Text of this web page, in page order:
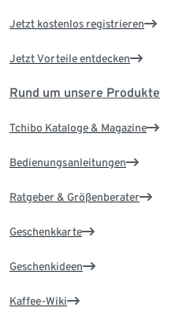
Jetzt kostenlos registrieren
Jetzt Vorteile entdecken
Rund um unsere Produkte
Tchibo Kataloge & Magazine
Bedienungsanleitungen
Ratgeber & Größenberater
Geschenkkarte
Geschenkideen
Kaffee-Wiki